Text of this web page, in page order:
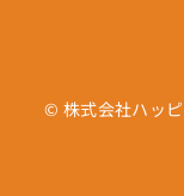
© 株式会社ハッ